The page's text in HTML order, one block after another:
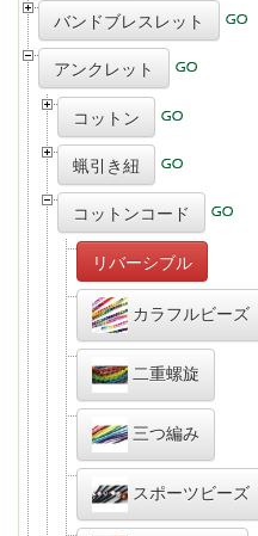
バンドブレスレット
アンクレット
コットン
蝋引き紐
コットンコード
リバーシブル
カラフルビーズ
二重螺旋
三つ編み
スポーツビーズ